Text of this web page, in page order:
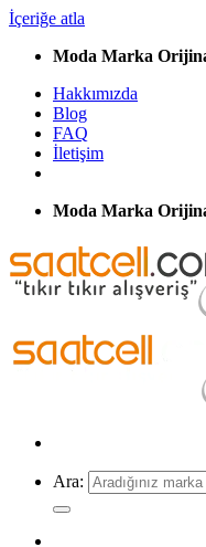
İçeriğe atla
Moda Marka
Hakkımızda
Blog
FAQ
İletişim
Moda Marka
Ara: